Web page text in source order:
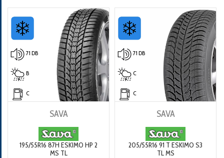
71 DB
B
C
SAVA
195/55R16 87H ESKIMO HP 2
MS TL
71 DB
C
C
SAVA
205/55R16 91 T ESKIMO S3
TL MS